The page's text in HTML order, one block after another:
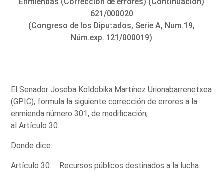
621/000020
(Congreso de los Diputados, Serie A, Num.19,
Núm.exp. 121/000019)
El Senador Joseba Koldobika Martínez Urionabarrenetxea
(GPIC), formula la siguiente corrección de errores a la
enmienda número 301, de modificación,
al Artículo 30.
Donde dice:
Artículo 30. Recursos públicos destinados a la lucha